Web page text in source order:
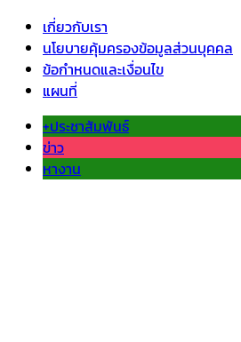
เกี่ยวกับเรา
นโยบายคุ้มครองข้อมูลส่วนบุคคล
ข้อกำหนดและเงื่อนไข
แผนที่
+ประชาสัมพันธ์
ข่าว
หางาน